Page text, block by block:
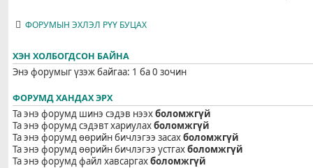
ФОРУМЫН ЭХЛЭЛ РҮҮ БУЦАХ
ХЭН ХОЛБОГДСОН БАЙНА
Энэ форумыг үзэж байгаа: 1 ба 0 зочин
ФОРУМД ХАНДАХ ЭРХ
Та энэ форумд шинэ сэдэв нээхболомжгүй
Та энэ форумд сэдэвт хариулахболомжгүй
Та энэ форумд өөрийн бичлэгээ засахболомжгүй
Та энэ форумд өөрийн бичлэгээ устгахболомжгүй
Та энэ форумд файл хавсаргахболомжгүй